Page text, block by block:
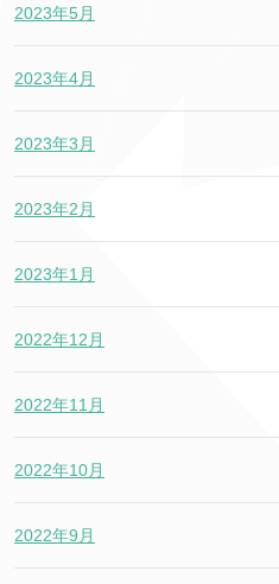
2023年5月
2023年4月
2023年3月
2023年2月
2023年1月
2022年12月
2022年11月
2022年10月
2022年9月